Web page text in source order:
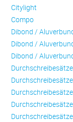
Citylight
Compo
Dibond /
Dibond /
Dibond /